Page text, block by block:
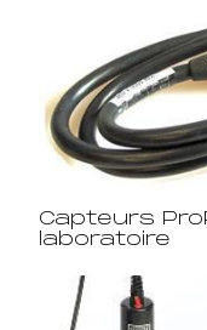
Capteurs
laboratoire